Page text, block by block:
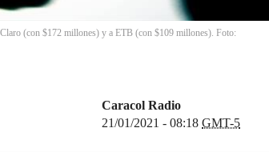
(con $172 millones) y a ETB (con $109 millones). Foto:
Caracol Radio
21/01/2021 - 08:18 GMT-5